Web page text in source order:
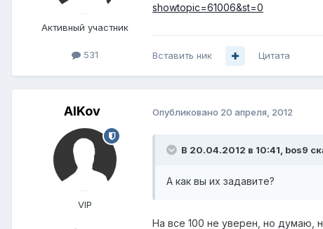
Активный участник
531
showtopic=61006&st=0
Вставить ник Цитата
AlKov
VIP
Опубликовано 20 апреля, 2012
В 20.04.2012 в 10:41, bos9
А как вы их задавите?
На все 100 не уверен, но думаю,